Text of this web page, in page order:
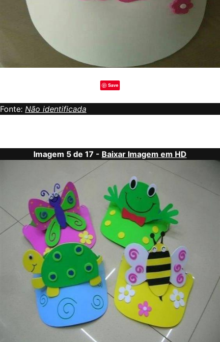
Save
Fonte: Não identificada
Imagem 5 de 17 - Baixar Imagem em HD